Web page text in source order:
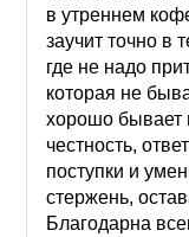
в утреннем
заучит точно в
где не надо
которая не
хорошо бывает
честность,
поступки и
стержень,
Благодарна